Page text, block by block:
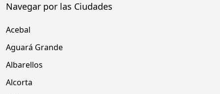
Navegar por las Ciudades
Acebal
Aguará Grande
Albarellos
Alcorta